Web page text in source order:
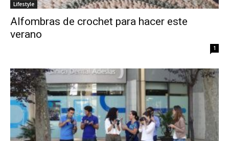
Lifestyle
Alfombras de crochet para hacer este
verano
1